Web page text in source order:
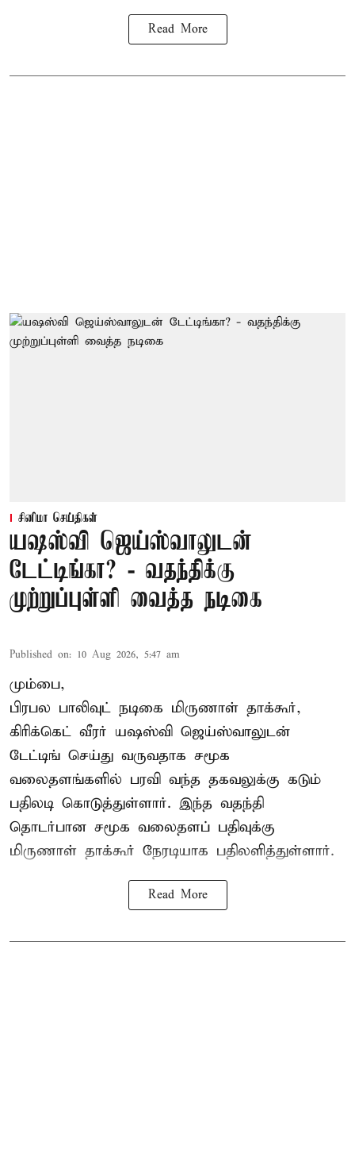
Read More
சினிமா செய்திகள்
யஷஸ்வி ஜெய்ஸ்வாலுடன்
டேட்டிங்கா? - வதந்திக்கு
முற்றுப்புள்ளி வைத்த நடிகை
Published on: 10 Aug 2026, 5:47 am
மும்பை,
பிரபல பாலிவுட் நடிகை மிருணாள் தாக்கூர்,
கிரிக்கெட் வீரர் யஷஸ்வி ஜெய்ஸ்வாலுடன்
டேட்டிங் செய்து வருவதாக சமூக
வலைதளங்களில் பரவி வந்த தகவலுக்கு கடும்
பதிலடி கொடுத்துள்ளார். இந்த வதந்தி
தொடர்பான சமூக வலைதளப் பதிவுக்கு
மிருணாள் தாக்கூர் நேரடியாக பதிலளித்துள்ளார்.
Read More